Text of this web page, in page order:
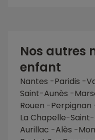
Nos autres
enfant
Nantes -Paridis -
Saint-Aunès -
Rouen -Perpignan
La Chapelle-
Aurillac -Alès -